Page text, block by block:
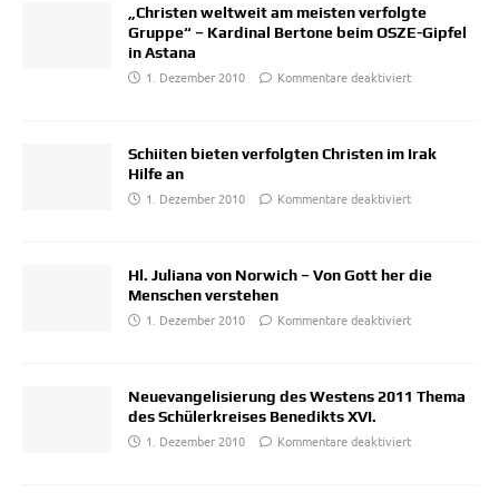
„Christen weltweit am meisten verfolgte
Gruppe“ – Kardinal Bertone beim OSZE-Gipfel
in Astana
1. Dezember 2010
Kommentare deaktiviert
Schiiten bieten verfolgten Christen im Irak
Hilfe an
1. Dezember 2010
Kommentare deaktiviert
Hl. Juliana von Norwich – Von Gott her die
Menschen verstehen
1. Dezember 2010
Kommentare deaktiviert
Neuevangelisierung des Westens 2011 Thema
des Schülerkreises Benedikts XVI.
1. Dezember 2010
Kommentare deaktiviert